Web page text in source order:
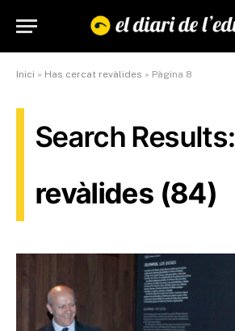
Inici » Has cercat revàlides » Pàgina 8
Search Results:
revàlides (84)